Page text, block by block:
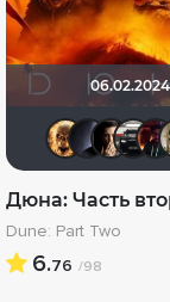
06.02.2024
Дюна: Часть
Dune: Part Two
6.76 /98